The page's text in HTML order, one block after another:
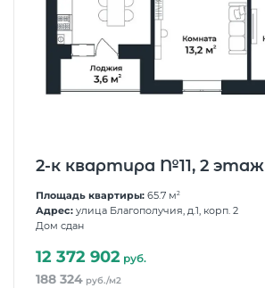
2-к квартира №11, 2 этаж
Площадь квартиры: 65.7 м2
Адрес: улица Благополучия, д.1, корп. 2
Дом сдан
12 372 902 руб.
188 324 руб./м2